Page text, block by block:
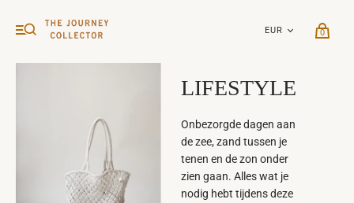
0
LIFESTYLE
Onbezorgde dagen aan
de zee, zand tussen je
tenen en de zon onder
zien gaan. Alles wat je
nodig hebt tijdens deze